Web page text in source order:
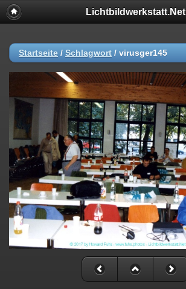
Lichtbildwerkstatt.Net
Startseite / Schlagwort / virusger145